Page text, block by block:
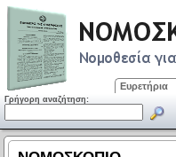
Ευρετήρια
Γρήγορη αναζήτηση: